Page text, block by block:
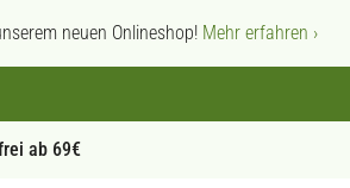
neuen Onlineshop! Mehr erfahren ›